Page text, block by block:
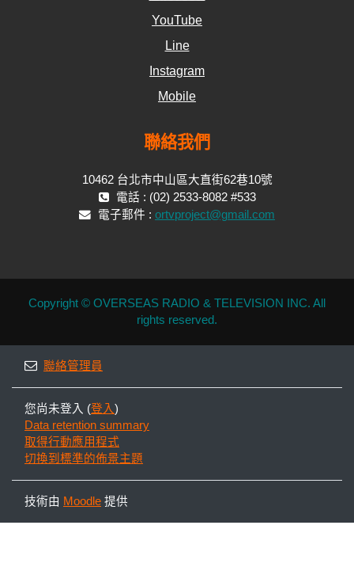
YouTube
Line
Instagram
Mobile
聯絡我們
10462 台北市中山區大直街62巷10號
電話 : (02) 2533-8082 #533
電子郵件 : ortvproject@gmail.com
Copyright © OVERSEAS RADIO & TELEVISION INC. All
rights reserved.
聯絡管理員
您尚未登入 (登入)
Data retention summary
取得行動應用程式
切換到標準的佈景主題
技術由 Moodle 提供